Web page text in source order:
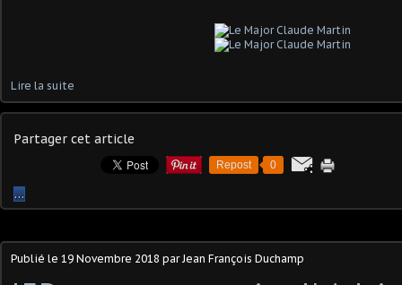
Lire la suite
Partager cet article
Repost 0
…
Publié le 19 Novembre 2018 par Jean François Duchamp